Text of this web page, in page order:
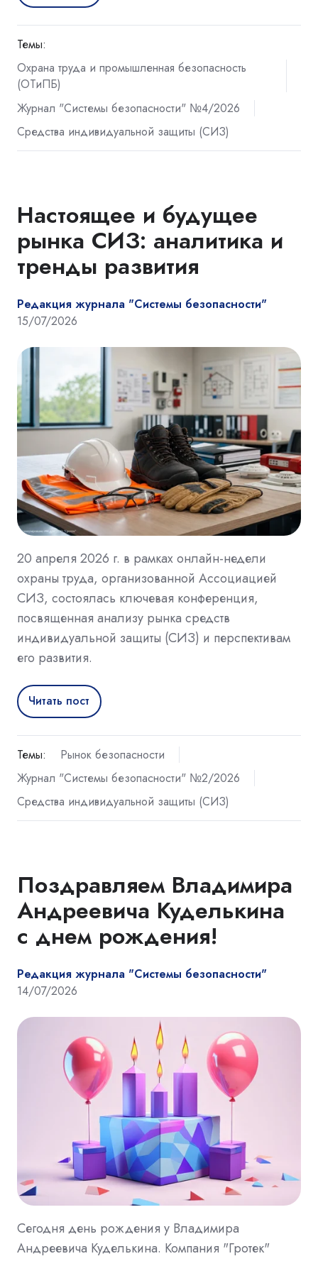
Темы:
Охрана труда и промышленная безопасность
(ОТиПБ)
Журнал "Системы безопасности" №4/2026
Средства индивидуальной защиты (СИЗ)
Настоящее и будущее
рынка СИЗ: аналитика и
тренды развития
Редакция журнала "Системы безопасности"
15/07/2026
20 апреля 2026 г. в рамках онлайн-недели
охраны труда, организованной Ассоциацией
СИЗ, состоялась ключевая конференция,
посвященная анализу рынка средств
индивидуальной защиты (СИЗ) и перспективам
его развития.
Читать пост
Темы:
Рынок безопасности
Журнал "Системы безопасности" №2/2026
Средства индивидуальной защиты (СИЗ)
Поздравляем Владимира
Андреевича Куделькина
с днем рождения!
Редакция журнала "Системы безопасности"
14/07/2026
Сегодня день рождения у Владимира
Андреевича Куделькина. Компания "Гротек"